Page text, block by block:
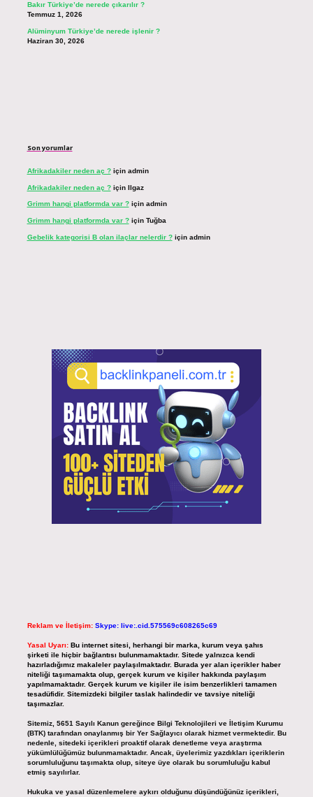
Bakır Türkiye’de nerede çıkarılır ?
Temmuz 1, 2026
Alüminyum Türkiye’de nerede işlenir ?
Haziran 30, 2026
Son yorumlar
Afrikadakiler neden aç ?için admin
Afrikadakiler neden aç ?için Ilgaz
Grimm hangi platformda var ?için admin
Grimm hangi platformda var ?için Tuğba
Gebelik kategorisi B olan ilaçlar nelerdir ?için admin
Reklam ve İletişim: Skype: live:.cid.575569c608265c69
Yasal Uyarı: Bu internet sitesi, herhangi bir marka, kurum veya şahıs
şirketi ile hiçbir bağlantısı bulunmamaktadır. Sitede yalnızca kendi
hazırladığımız makaleler paylaşılmaktadır. Burada yer alan içerikler haber
niteliği taşımamakta olup, gerçek kurum ve kişiler hakkında paylaşım
yapılmamaktadır. Gerçek kurum ve kişiler ile isim benzerlikleri tamamen
tesadüfidir. Sitemizdeki bilgiler taslak halindedir ve tavsiye niteliği
taşımazlar.
Sitemiz, 5651 Sayılı Kanun gereğince Bilgi Teknolojileri ve İletişim Kurumu
(BTK) tarafından onaylanmış bir Yer Sağlayıcı olarak hizmet vermektedir. Bu
nedenle, sitedeki içerikleri proaktif olarak denetleme veya araştırma
yükümlülüğümüz bulunmamaktadır. Ancak, üyelerimiz yazdıkları içeriklerin
sorumluluğunu taşımakta olup, siteye üye olarak bu sorumluluğu kabul
etmiş sayılırlar.
Hukuka ve yasal düzenlemelere aykırı olduğunu düşündüğünüz içerikleri,